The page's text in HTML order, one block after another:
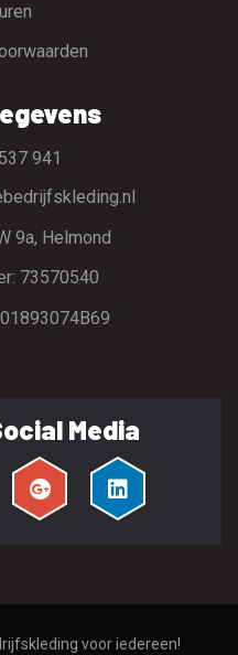
941
9a, Helmond
73570540
Media
voor iedereen!